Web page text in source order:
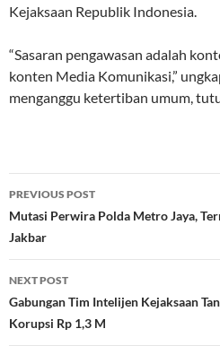
Kejaksaan Republik Indonesia.
“Sasaran pengawasan adalah
konten Media Komunikasi,”
menganggu ketertiban umum,
Post
navigation
PREVIOUS POST
Mutasi Perwira Polda Metro Jaya,
Jakbar
NEXT POST
Gabungan Tim Intelijen Kejaksaan
Korupsi Rp 1,3 M